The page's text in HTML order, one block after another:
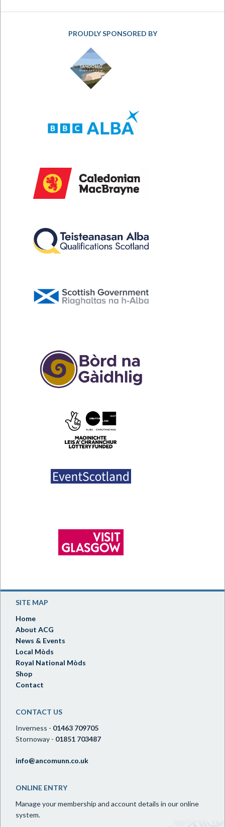
PROUDLY SPONSORED BY
SITE MAP
Home
About ACG
News & Events
Local Mòds
Royal National Mòds
Shop
Contact
CONTACT US
Inverness - 01463 709705
Stornoway - 01851 703487
info@ancomunn.co.uk
ONLINE ENTRY
Manage your membership and account details in our online
system.